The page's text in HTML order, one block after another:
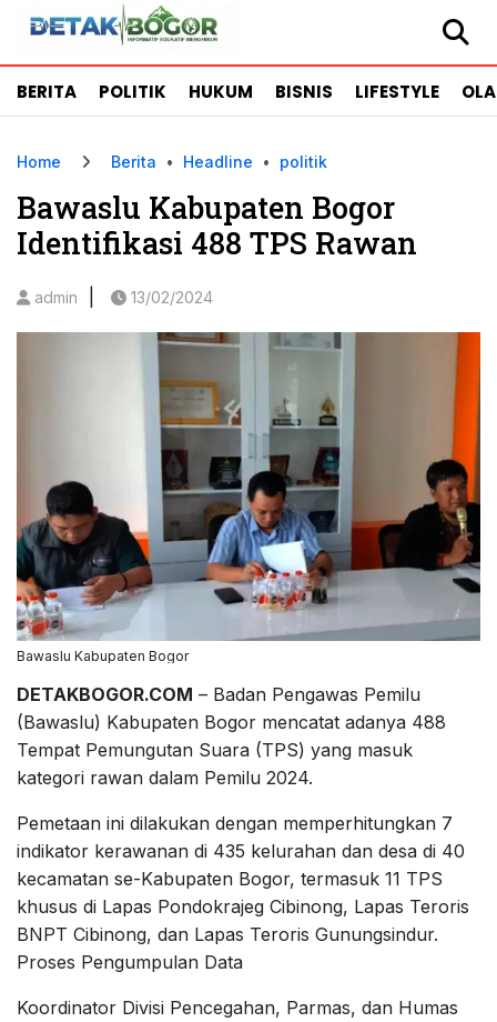
BERITA POLITIK HUKUM BISNIS LIFESTYLE
Home Berita • Headline • politik
Bawaslu Kabupaten Bogor
Identifikasi 488 TPS Rawan
admin 13/02/2024
Bawaslu Kabupaten Bogor
DETAKBOGOR.COM – Badan Pengawas Pemilu
(Bawaslu) Kabupaten Bogor mencatat adanya 488
Tempat Pemungutan Suara (TPS) yang masuk
kategori rawan dalam Pemilu 2024.
Pemetaan ini dilakukan dengan memperhitungkan 7
indikator kerawanan di 435 kelurahan dan desa di 40
kecamatan se-Kabupaten Bogor, termasuk 11 TPS
khusus di Lapas Pondokrajeg Cibinong, Lapas Teroris
BNPT Cibinong, dan Lapas Teroris Gunungsindur.
Proses Pengumpulan Data
Koordinator Divisi Pencegahan, Parmas, dan Humas